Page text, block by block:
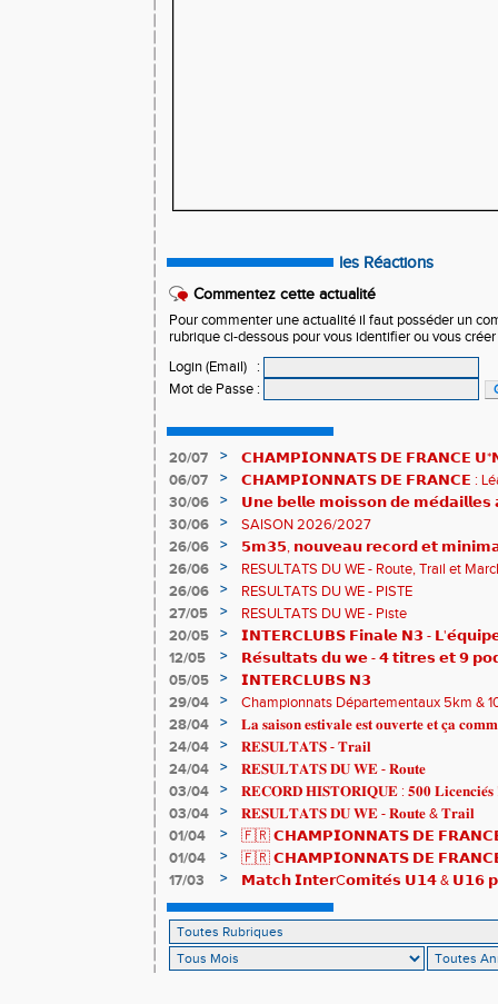
les Réactions
Commentez cette actualité
Pour commenter une actualité il faut posséder un
rubrique ci-dessous pour vous identifier ou vous
Login (Email)
:
Mot de Passe :
20/07 >
𝗖𝗛𝗔𝗠𝗣𝗜𝗢𝗡𝗡𝗔𝗧𝗦 𝗗𝗘 𝗙𝗥𝗔𝗡𝗖𝗘
𝗵𝗶𝘀𝘁𝗼𝗿𝗶𝗾𝘂𝗲𝘀 !
06/07 >
𝗖𝗛𝗔𝗠𝗣𝗜𝗢𝗡𝗡𝗔𝗧𝗦 𝗗𝗘 𝗙𝗥𝗔𝗡𝗖𝗘 : Léane
83è !
30/06 >
𝗨𝗻𝗲 𝗯𝗲𝗹𝗹𝗲 𝗺𝗼𝗶𝘀𝘀𝗼𝗻 𝗱𝗲
𝗔𝗨𝗥𝗔 !
30/06 >
SAISON 2026/2027
26/06
>
𝟱𝗺𝟯𝟱, 𝗻𝗼𝘂𝘃𝗲𝗮𝘂 𝗿𝗲𝗰𝗼𝗿𝗱 𝗲𝘁
𝗖𝗵𝗮𝗺𝗽𝗶𝗼𝗻𝗻𝗮𝘁𝘀 𝗱𝘂 𝗠𝗼𝗻𝗱𝗲 𝗨𝟮𝟬
26/06 >
RESULTATS DU WE - Route, Trail et
26/06
>
RESULTATS DU WE - PISTE
27/05
>
RESULTATS DU WE - Piste
20/05
>
𝗜𝗡𝗧𝗘𝗥𝗖𝗟𝗨𝗕𝗦 𝗙𝗶𝗻𝗮𝗹𝗲 𝗡𝟯 -
𝟯𝟮𝟰𝟮𝟳𝗽𝘁𝘀
12/05 >
𝗥𝗲́𝘀𝘂𝗹𝘁𝗮𝘁𝘀 𝗱𝘂 𝘄𝗲 - 𝟰 𝘁𝗶𝘁𝗿𝗲𝘀 𝗲𝘁 𝟵
05/05
>
𝗜𝗡𝗧𝗘𝗥𝗖𝗟𝗨𝗕𝗦 𝗡𝟯
29/04
>
Championnats Départementaux 5km &
de bronze et un max de plaisir pour tous !
28/04 >
𝐋𝐚 𝐬𝐚𝐢𝐬𝐨𝐧 𝐞𝐬𝐭𝐢𝐯𝐚𝐥𝐞 𝐞𝐬𝐭 𝐨𝐮𝐯𝐞𝐫𝐭𝐞 𝐞𝐭 𝐜̧𝐚
24/04
>
𝐑𝐄𝐒𝐔𝐋𝐓𝐀𝐓𝐒 - 𝐓𝐫𝐚𝐢𝐥
24/04
>
𝐑𝐄𝐒𝐔𝐋𝐓𝐀𝐓𝐒 𝐃𝐔 𝐖𝐄 - 𝐑𝐨𝐮𝐭𝐞
03/04
>
𝐑𝐄𝐂𝐎𝐑𝐃 𝐇𝐈𝐒𝐓𝐎𝐑𝐈𝐐𝐔𝐄 : 𝟓𝟎𝟎 𝐋𝐢𝐜𝐞𝐧𝐜𝐢𝐞́𝐬
03/04
>
𝐑𝐄𝐒𝐔𝐋𝐓𝐀𝐓𝐒 𝐃𝐔 𝐖𝐄 - 𝐑𝐨𝐮𝐭𝐞 & 𝐓𝐫𝐚𝐢𝐥
01/04
>
🇫🇷 𝗖𝗛𝗔𝗠𝗣𝗜𝗢𝗡𝗡𝗔𝗧𝗦 𝗗𝗘 𝗙𝗥𝗔𝗡𝗖𝗘
résultats
01/04 >
🇫🇷 𝗖𝗛𝗔𝗠𝗣𝗜𝗢𝗡𝗡𝗔𝗧𝗦 𝗗𝗘 𝗙𝗥𝗔𝗡𝗖𝗘
𝒕𝒓𝒂𝒊𝒍𝒆𝒖𝒓𝒔 𝒓𝒂𝒎𝒆̀𝒏𝒆𝒏𝒕 4 𝒎𝒆́𝒅𝒂𝒊𝒍𝒍𝒆𝒔 !
17/03 >
𝗠𝗮𝘁𝗰𝗵 𝗜𝗻𝘁𝗲𝗿C𝗼𝗺𝗶𝘁𝗲́𝘀 𝗨𝟭𝟰 & 𝗨𝟭𝟲